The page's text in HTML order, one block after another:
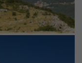
nos
applications.
également
/